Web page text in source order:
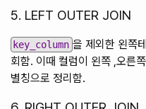
5. LEFT OUTER JOIN
key_column 을 제외한 왼쪽
회함. 이때 컬럼이 왼쪽 ,오른
별칭으로 정리함.